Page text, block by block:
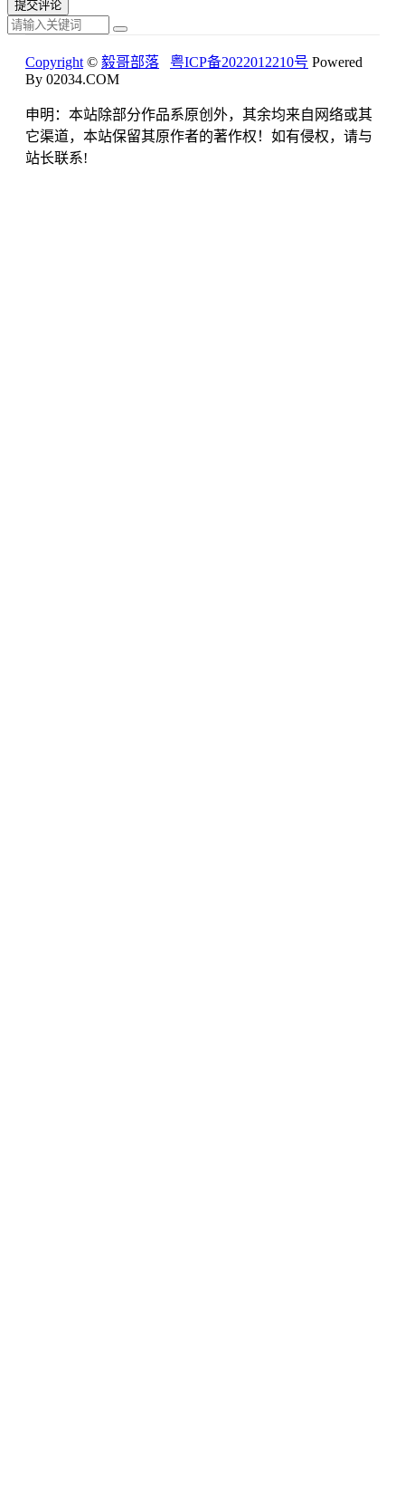
Copyright © 毅哥部落 粤ICP备2022012210号 Powered
By 02034.COM
申明：本站除部分作品系原创外，其余均来自网络或其
它渠道，本站保留其原作者的著作权！如有侵权，请与
站长联系!